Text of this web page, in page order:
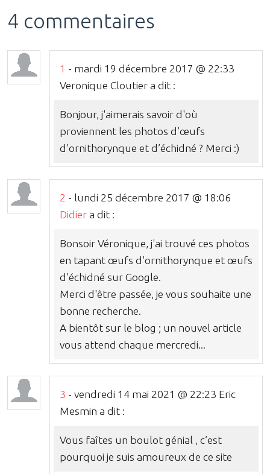
4 commentaires
1 - mardi 19 décembre 2017 @ 22:33
Veronique Cloutier a dit :
Bonjour, j'aimerais savoir d'où
proviennent les photos d’œufs
d'ornithorynque et d’échidné ? Merci :)
2 - lundi 25 décembre 2017 @ 18:06
Didier a dit :
Bonsoir Véronique, j'ai trouvé ces photos
en tapant œufs d'ornithorynque et œufs
d'échidné sur Google.
Merci d'être passée, je vous souhaite une
bonne recherche.
A bientôt sur le blog ; un nouvel article
vous attend chaque mercredi...
3 - vendredi 14 mai 2021 @ 22:23 Eric
Mesmin a dit :
Vous faîtes un boulot génial , c’est
pourquoi je suis amoureux de ce site